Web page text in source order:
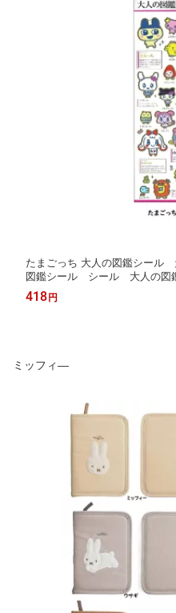
たまごっち 大人の図鑑シー
図鑑シール シール 大人の
5
418 円
ミッフィ―